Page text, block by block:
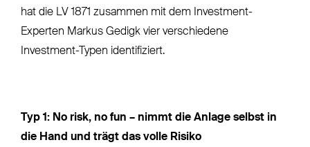
hat die LV 1871 zusammen mit dem Investment-
Experten Markus Gedigk vier verschiedene
Investment-Typen identifiziert.
Typ 1: No risk, no fun – nimmt die Anlage selbst in
die Hand und trägt das volle Risiko